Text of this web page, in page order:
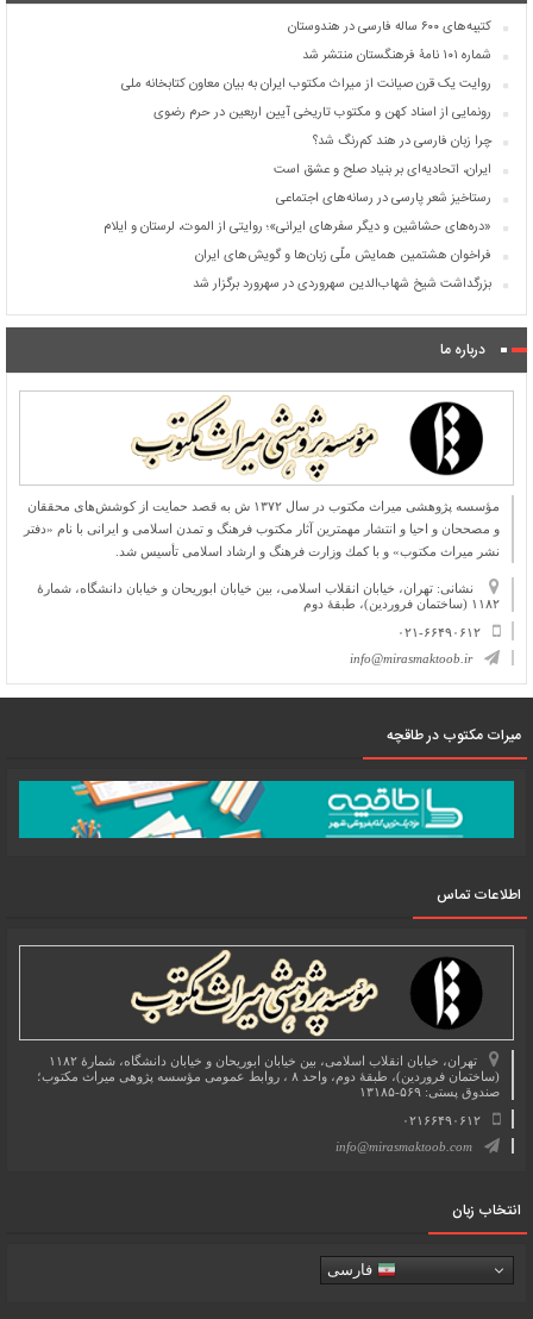
کتیبه‌های ۶۰۰ ساله فارسی در هندوستان
شماره ۱۰۱ نامۀ فرهنگستان منتشر شد
روایت یک قرن صیانت از میراث مکتوب ایران به بیان معاون کتابخانه ملی
رونمایی از اسناد کهن و مکتوب تاریخی آیین اربعین در حرم رضوی
چرا زبان فارسی در هند کم‌رنگ شد؟
ایران، اتحادیه‌ای بر بنیاد صلح و عشق است
رستاخیز شعر پارسی در رسانه‌های اجتماعی
«دره‌های حشاشین و دیگر سفرهای ایرانی»؛ روایتی از الموت، لرستان و ایلام
فراخوان هشتمین همایش ملّی زبان‌ها و گویش‌های ایران
بزرگداشت شیخ شهاب‌الدین سهروردی در سهرورد برگزار شد
درباره ما
مؤسسه پژوهشی میراث مكتوب در سال ۱۳۷۲ ش به قصد حمایت از كوشش‌های محققان
و مصححان و احیا و انتشار مهمترین آثار مكتوب فرهنگ و تمدن اسلامی و ایرانی با نام «دفتر
نشر میراث مكتوب» و با كمك وزارت فرهنگ و ارشاد اسلامی تأسیس شد.
نشانی: تهران، خیابان انقلاب اسلامی، بین خیابان ابوریحان و خیابان دانشگاه، شمارۀ
۱۱۸۲ (ساختمان فروردین)، طبقۀ دوم
۰۲۱-۶۶۴۹۰۶۱۲
info@mirasmaktoob.ir
میرات مکتوب در طاقچه
اطلاعات تماس
تهران، خیابان انقلاب اسلامی، بین خیابان ابوریحان و خیابان دانشگاه، شمارۀ ۱۱۸۲
(ساختمان فروردین)، طبقۀ دوم، واحد ۸ ، روابط عمومی مؤسسه پژوهی میراث مکتوب؛
صندوق پستی: ۵۶۹-۱۳۱۸۵
۰۲۱۶۶۴۹۰۶۱۲
info@mirasmaktoob.com
انتخاب زبان
فارسی